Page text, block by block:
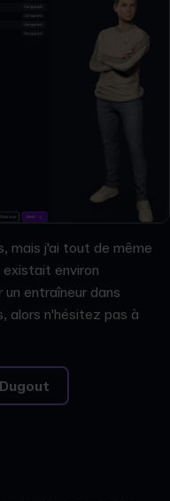
mais j'ai tout de même
environ
entraîneur dans
alors n'hésitez pas à